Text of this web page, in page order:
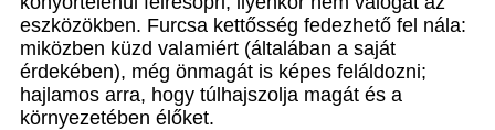
eszközökben. Furcsa kettősség fedezhető fel nála:
miközben küzd valamiért (általában a saját
érdekében), még önmagát is képes feláldozni;
hajlamos arra, hogy túlhajszolja magát és a
környezetében élőket.